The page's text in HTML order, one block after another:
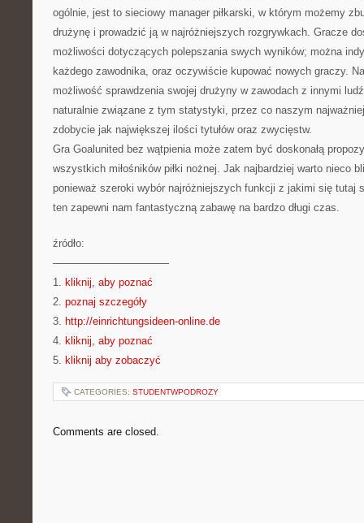
ogólnie, jest to sieciowy manager piłkarski, w którym możemy
drużynę i prowadzić ją w najróżniejszych rozgrywkach. Gracze
możliwości dotyczących polepszania swych wyników; można
każdego zawodnika, oraz oczywiście kupować nowych graczy.
możliwość sprawdzenia swojej drużyny w zawodach z innymi
naturalnie związane z tym statystyki, przez co naszym
zdobycie jak największej ilości tytułów oraz zwycięstw.
Gra Goalunited bez wątpienia może zatem być doskonałą
wszystkich miłośników piłki nożnej. Jak najbardziej warto nieco
ponieważ szeroki wybór najróżniejszych funkcji z jakimi się tutaj
ten zapewni nam fantastyczną zabawę na bardzo długi czas.
źródło:
———————————
1. kliknij, aby poznać
2. poznaj szczegóły
3. http://einrichtungsideen-online.de
4. kliknij, aby poznać
5. kliknij aby zobaczyć
CATEGORIES: STUDENTWPODROZY
Comments are closed.